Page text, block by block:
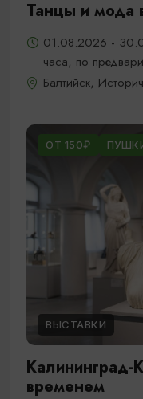
Танцы и мода
01.08.2026 -
часа, по
Балтийск,
ОТ 150₽
ВЫСТАВКИ
Калининград-
временем